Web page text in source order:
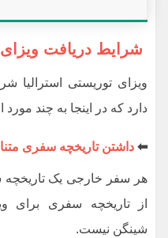
شرایط دریافت ویزای
ویزای توریستی استرالیا
دارد که در اینجا به چند مورد
⬅داشتن تاریخچه سفری
هر سفر خارجی یک
از تاریخچه سفری برای
شینگن نیست.